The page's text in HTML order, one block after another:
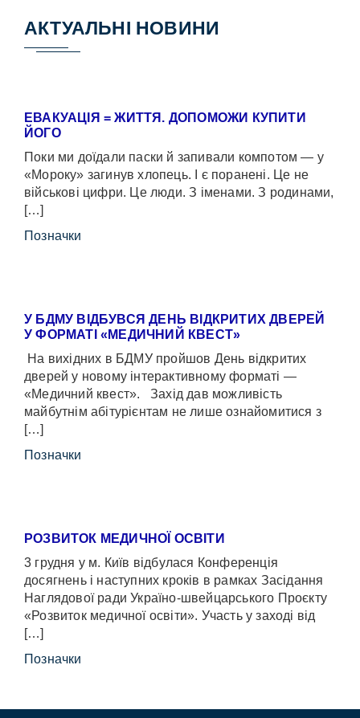
АКТУАЛЬНІ НОВИНИ
ЕВАКУАЦІЯ = ЖИТТЯ. ДОПОМОЖИ КУПИТИ
ЙОГО
Поки ми доїдали паски й запивали компотом — у
«Мороку» загинув хлопець. І є поранені. Це не
військові цифри. Це люди. З іменами. З родинами,
[…]
Позначки
У БДМУ ВІДБУВСЯ ДЕНЬ ВІДКРИТИХ ДВЕРЕЙ
У ФОРМАТІ «МЕДИЧНИЙ КВЕСТ»
На вихідних в БДМУ пройшов День відкритих
дверей у новому інтерактивному форматі —
«Медичний квест». Захід дав можливість
майбутнім абітурієнтам не лише ознайомитися з
[…]
Позначки
РОЗВИТОК МЕДИЧНОЇ ОСВІТИ
3 грудня у м. Київ відбулася Конференція
досягнень і наступних кроків в рамках Засідання
Наглядової ради Україно-швейцарського Проєкту
«Розвиток медичної освіти». Участь у заході від
[…]
Позначки